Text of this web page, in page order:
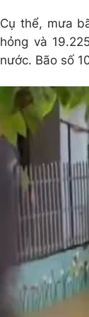
Cụ thể, mưa
hỏng và
nước. Bão số